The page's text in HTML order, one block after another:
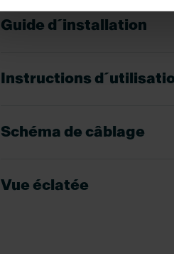
Guide d´installation
Instructions
Schéma de câblage
Vue éclatée